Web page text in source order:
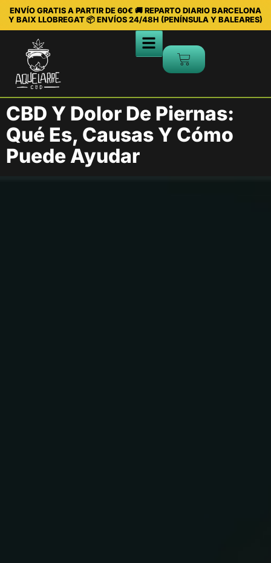
ENVÍO GRATIS A PARTIR DE 60€ 🚚 REPARTO DIARIO BARCELONA
Y BAIX LLOBREGAT 📦 ENVÍOS 24/48H (PENÍNSULA Y BALEARES)
CBD Y Dolor De Piernas:
Qué Es, Causas Y Cómo
Puede Ayudar